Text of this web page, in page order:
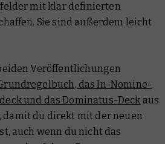
mit klar definierten
Sie sind außerdem leicht
Veröffentlichungen
das In-Nomine-
und das Dominatus-Deck aus
damit du direkt mit der neuen
auch wenn du nicht das